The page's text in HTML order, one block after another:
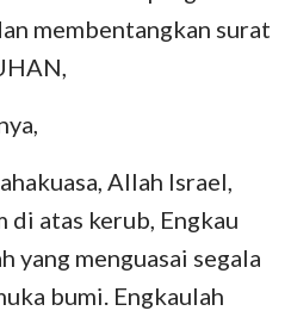
membentangkan surat
Allah Israel,
di atas kerub, Engkau
yang menguasai segala
bumi. Engkaulah